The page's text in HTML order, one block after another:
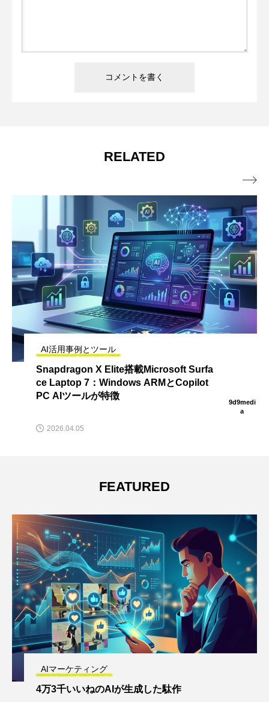
RELATED
AI活用事例とツール
Snapdragon X Elite搭載Microsoft Surfa
ce Laptop 7：Windows ARMとCopilot
PC AIツールが特徴
9d9medi
a
2026.04.05

FEATURED
AIマーケティング
4万3千いいねのAIが生成した駄作